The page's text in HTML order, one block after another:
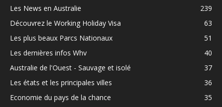
Les News en Australie
239
Découvrez le Working Holiday Visa
63
Les plus beaux Parcs Nationaux
51
Les dernières infos Whv
40
Australie de l'Ouest - Sauvage et isolé
37
Les états et les principales villes
36
Economie du pays de la chance
35